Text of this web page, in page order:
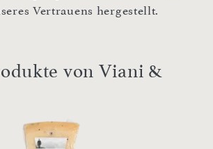
Vertrauens hergestellt.
von Viani &